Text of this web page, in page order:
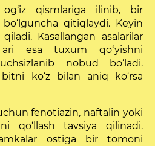
og‘iz qismlariga ilinib, bir
qitiqlaydi. Keyin
Kasallangan asalarilar
esa tuxum qo‘yishni
nobud bo‘ladi.
ko‘z bilan aniq ko‘rsa
fenotiazin, naftalin yoki
qo‘llash tavsiya qilinadi.
ostiga bir tomoni